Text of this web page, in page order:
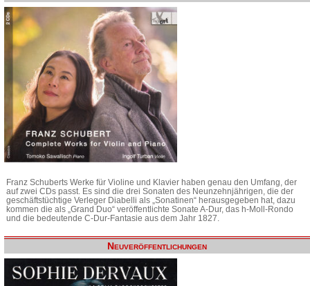
Franz Schuberts Werke für Violine und Klavier haben genau den Umfang, der
auf zwei CDs passt. Es sind die drei Sonaten des Neunzehnjährigen, die der
geschäftstüchtige Verleger Diabelli als „Sonatinen“ herausgegeben hat, dazu
kommen die als „Grand Duo“ veröffentlichte Sonate A-Dur, das h-Moll-Rondo
und die bedeutende C-Dur-Fantasie aus dem Jahr 1827.
Neuveröffentlichungen